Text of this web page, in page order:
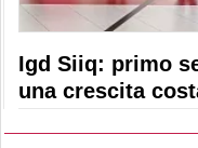
Igd Siiq: primo
una crescita